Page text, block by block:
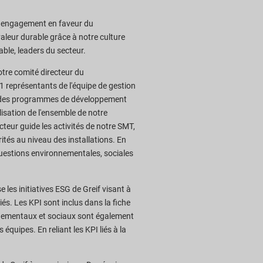
en faveur du
durable grâce à notre culture
leaders du secteur.
comité directeur du
représentants de l'équipe de gestion
programmes de développement
de l'ensemble de notre
guide les activités de notre SMT,
au niveau des installations. En
environnementales, sociales
les initiatives ESG de Greif visant à
Les KPI sont inclus dans la fiche
et sociaux sont également
En reliant les KPI liés à la